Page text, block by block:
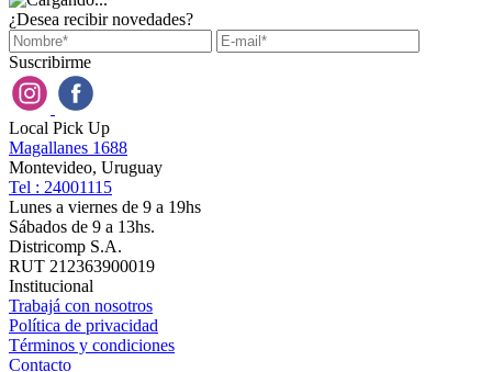
¿Desea recibir novedades?
Suscribirme
Local Pick Up
Magallanes 1688
Montevideo, Uruguay
Tel : 24001115
Lunes a viernes de 9 a 19hs
Sábados de 9 a 13hs.
Districomp S.A.
RUT 212363900019
Institucional
Trabajá con nosotros
Política de privacidad
Términos y condiciones
Contacto